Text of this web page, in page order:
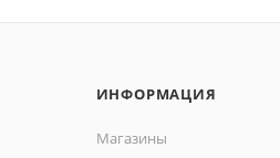
ИНФОРМАЦИЯ
Магазины